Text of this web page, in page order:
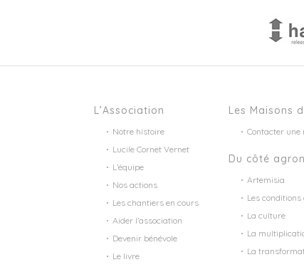
L’Association
Notre histoire
Lucile Cornet Vernet
L’équipe
Nos actions
Les chantiers en cours
Aider l’association
Devenir bénévole
Le livre
Les Maisons
Contacter une
Du côté
Artemisia
Les
La culture
La
La